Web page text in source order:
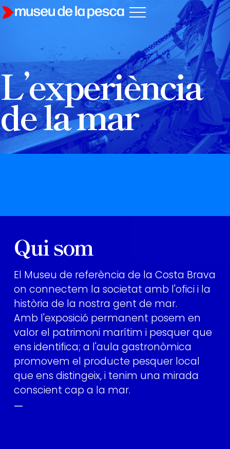
L’experiència
de la mar
Qui som
El Museu de referència de la Costa Brava
on connectem la societat amb l'ofici i la
història de la nostra gent de mar.
Amb l'exposició permanent posem en
valor el patrimoni marítim i pesquer que
ens identifica; a l'aula gastronòmica
promovem el producte pesquer local
que ens distingeix, i tenim una mirada
conscient cap a la mar.
—